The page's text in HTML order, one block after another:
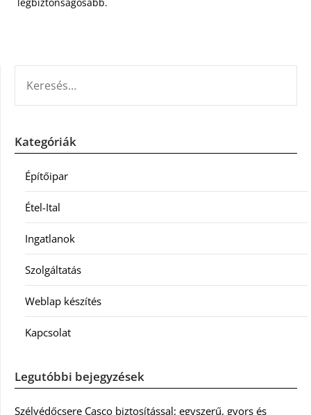
Kategóriák
Építőipar
Étel-Ital
Ingatlanok
Szolgáltatás
Weblap készítés
Kapcsolat
Legutóbbi bejegyzések
Szélvédőcsere Casco biztosítással: egyszerű, gyors és